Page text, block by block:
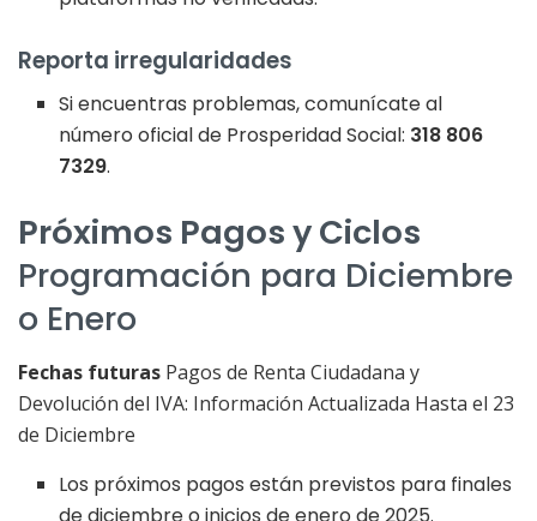
Reporta irregularidades
Si encuentras problemas, comunícate al
número oficial de Prosperidad Social: 318 806
7329.
Próximos Pagos y Ciclos
Programación para Diciembre
o Enero
Fechas futuras Pagos de Renta Ciudadana y
Devolución del IVA: Información Actualizada Hasta el 23
de Diciembre
Los próximos pagos están previstos para finales